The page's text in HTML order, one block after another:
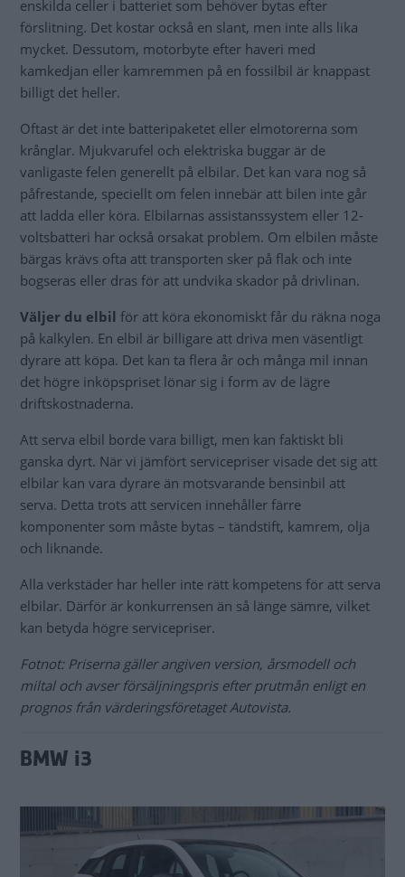
enskilda celler i batteriet som behöver bytas efter
förslitning. Det kostar också en slant, men inte alls lika
mycket. Dessutom, motorbyte efter haveri med
kamkedjan eller kamremmen på en fossilbil är knappast
billigt det heller.
Oftast är det inte batteripaketet eller elmotorerna som
krånglar. Mjukvarufel och elektriska buggar är de
vanligaste felen generellt på elbilar. Det kan vara nog så
påfrestande, speciellt om felen innebär att bilen inte går
att ladda eller köra. Elbilarnas assistanssystem eller 12-
voltsbatteri har också orsakat problem. Om elbilen måste
bärgas krävs ofta att transporten sker på flak och inte
bogseras eller dras för att undvika skador på drivlinan.
Väljer du elbil för att köra ekonomiskt får du räkna noga
på kalkylen. En elbil är billigare att driva men väsentligt
dyrare att köpa. Det kan ta flera år och många mil innan
det högre inköpspriset lönar sig i form av de lägre
driftskostnaderna.
Att serva elbil borde vara billigt, men kan faktiskt bli
ganska dyrt. När vi jämfört servicepriser visade det sig att
elbilar kan vara dyrare än motsvarande bensinbil att
serva. Detta trots att servicen innehåller färre
komponenter som måste bytas – tändstift, kamrem, olja
och liknande.
Alla verkstäder har heller inte rätt kompetens för att serva
elbilar. Därför är konkurrensen än så länge sämre, vilket
kan betyda högre servicepriser.
Fotnot: Priserna gäller angiven version, årsmodell och
miltal och avser försäljningspris efter prutmån enligt en
prognos från värderingsföretaget Autovista.
BMW i3